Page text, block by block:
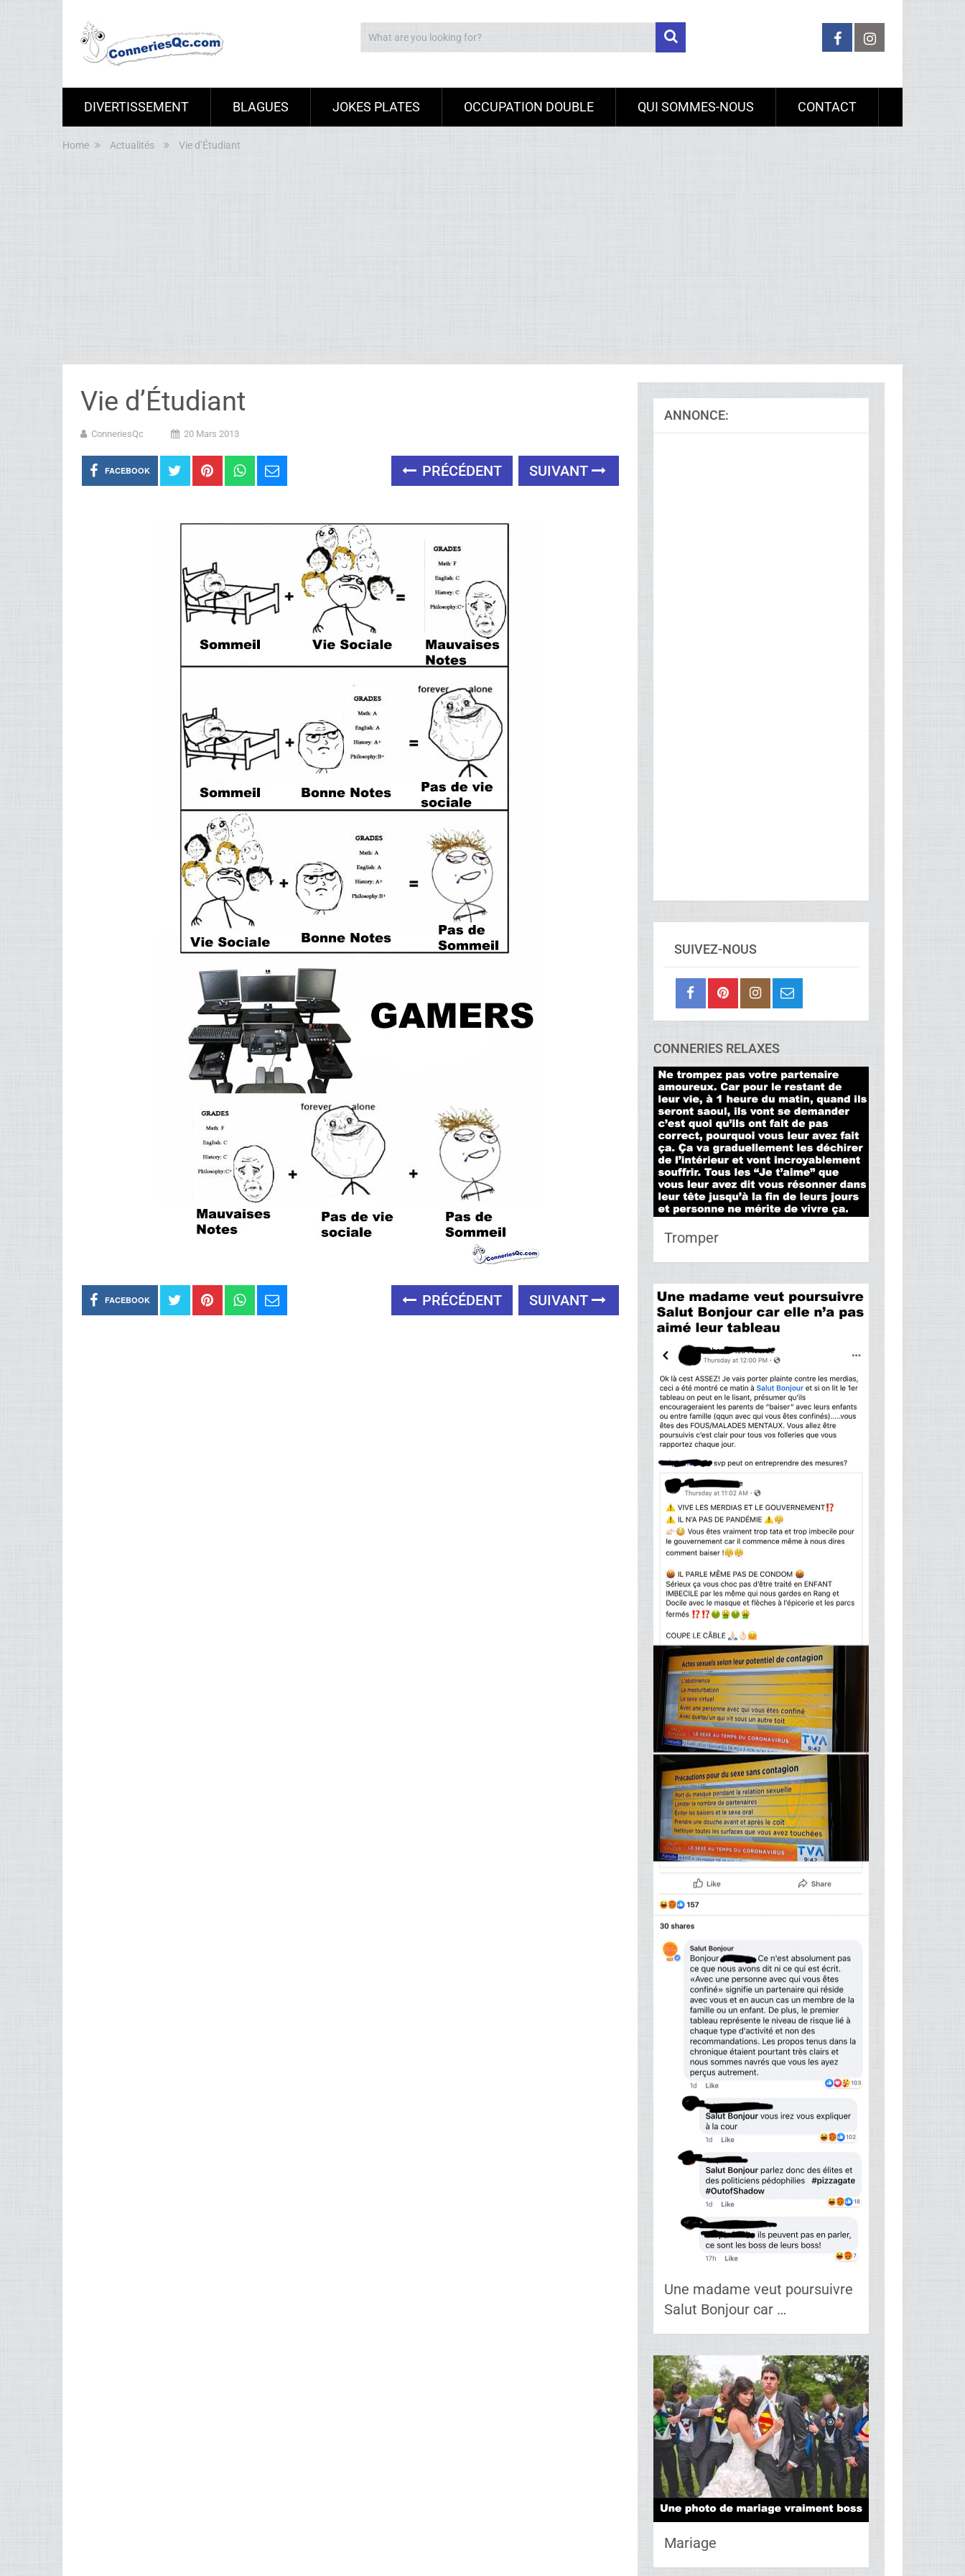
DIVERTISSEMENT BLAGUES JOKES PLATES OCCUPATION DOUBLE QUI SOMMES-NOUS CONTACT
Home Actualités Vie d’Étudiant
Vie d’Étudiant
ConneriesQc 20 Mars 2013
FACEBOOK PRÉCÉDENT SUIVANT
FACEBOOK PRÉCÉDENT SUIVANT
ANNONCE:
SUIVEZ-NOUS
CONNERIES RELAXES
Tromper
Une madame veut poursuivre
Salut Bonjour car …
Mariage